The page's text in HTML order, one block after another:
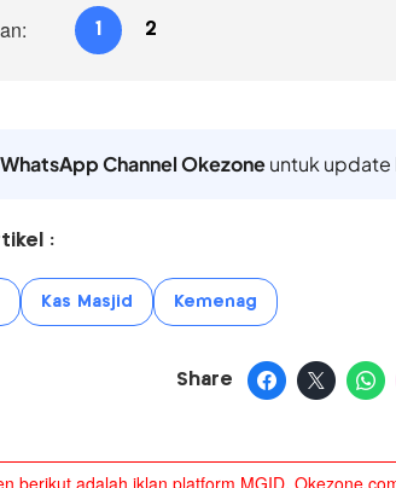
1 2
WhatsApp Channel Okezoneuntuk update
:
Kas Masjid Kemenag
Share